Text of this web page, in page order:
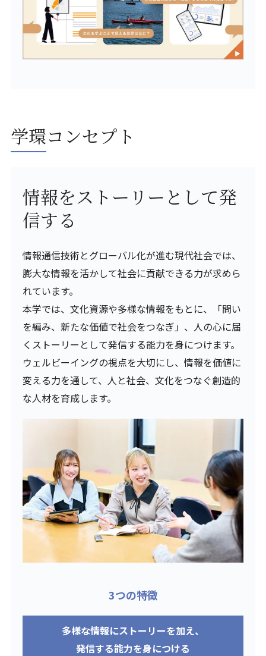
学環コンセプト
情報をストーリーとして発
信する
情報通信技術とグローバル化が進む現代社会では、
膨大な情報を活かして社会に貢献できる力が求めら
れています。
本学では、文化資源や多様な情報をもとに、「問い
を編み、新たな価値で社会をつなぎ」、人の心に届
くストーリーとして発信する能力を身につけます。
ウェルビーイングの視点を大切にし、情報を価値に
変える力を通して、人と社会、文化をつなぐ創造的
な人材を育成します。
3つの特徴
多様な情報にストーリーを加え、
発信する能力を身につける